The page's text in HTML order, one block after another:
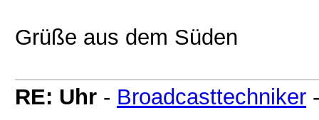
Grüße aus dem Süden
RE: Uhr - Broadcasttechniker